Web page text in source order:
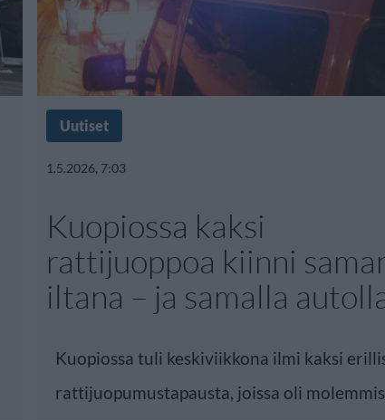
Uutiset
1.5.2026, 7:03
Kuopiossa kaksi
rattijuoppoa kiinni
iltana – ja samalla
Kuopiossa tuli keskiviikkona ilmi kaksi
rattijuopumustapausta, joissa oli